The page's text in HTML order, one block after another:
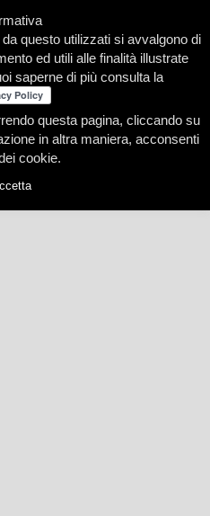
Le nostre firme
are browsing the
questo utilizzati si avvalgono di
ed utili alle finalità illustrate
saperne di più consulta la
questa pagina, cliccando su
in altra maniera, acconsenti
cookie.